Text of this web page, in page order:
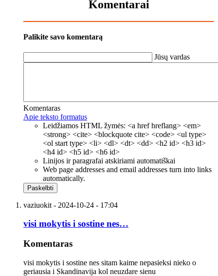
Komentarai
Palikite savo komentarą
Jūsų vardas
Komentaras
Apie teksto formatus
Leidžiamos HTML žymės: <a href hreflang> <em>
<strong> <cite> <blockquote cite> <code> <ul type>
<ol start type> <li> <dl> <dt> <dd> <h2 id> <h3 id>
<h4 id> <h5 id> <h6 id>
Linijos ir paragrafai atskiriami automatiškai
Web page addresses and email addresses turn into links
automatically.
vaziuokit - 2024-10-24 - 17:04
visi mokytis i sostine nes…
Komentaras
visi mokytis i sostine nes sitam kaime nepasieksi nieko o
geriausia i Skandinavija kol neuzdare sienu